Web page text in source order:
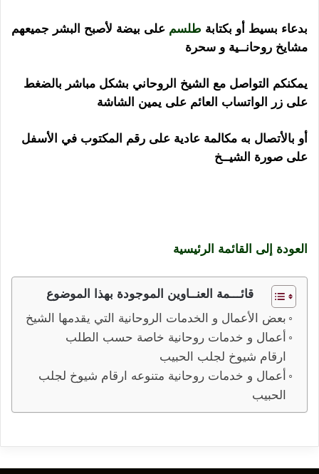
بدعاء بسيط أو بكتابة طلسم على بيضة لأصبح البشر جميعهم
مشايخ روحانــية و سحرة
يمكنكم التواصل مع الشيخ الروحاني بشكل مباشر بالضغط
على زر الواتساب العائم على يمين الشاشة
أو بالأتصال به مكالمة عادية على رقم المكتوب في الأسفل
على صورة الشيــخ
العودة إلى القائمة الرئيسية
قائـــمة العنــاوين الموجودة بهذا الموضوع
بعض الأعمال و الخدمات الروحانية التي يقدمها الشيخ
أعمال و خدمات روحانية خاصة حسب الطلب
ارقام شيوخ لجلب الحبيب
أعمال و خدمات روحانية متنوعه ارقام شيوخ لجلب
الحبيب